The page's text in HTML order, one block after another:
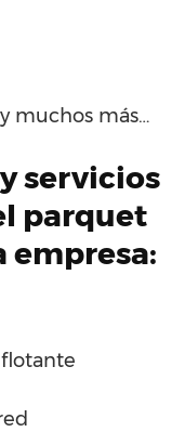
muchos más…
servicios
parquet
empresa: